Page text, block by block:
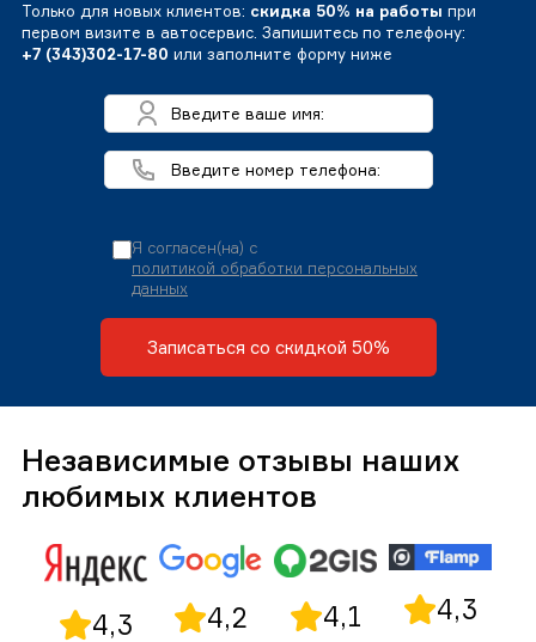
Только для новых клиентов: скидка 50% на работы при
первом визите в автосервис. Запишитесь по телефону:
+7 (343)302-17-80 или заполните форму ниже
Я согласен(на) с
политикой обработки персональных
данных
Записаться со скидкой 50%
Независимые отзывы наших
любимых клиентов
4,3 4,2 4,1 4,3